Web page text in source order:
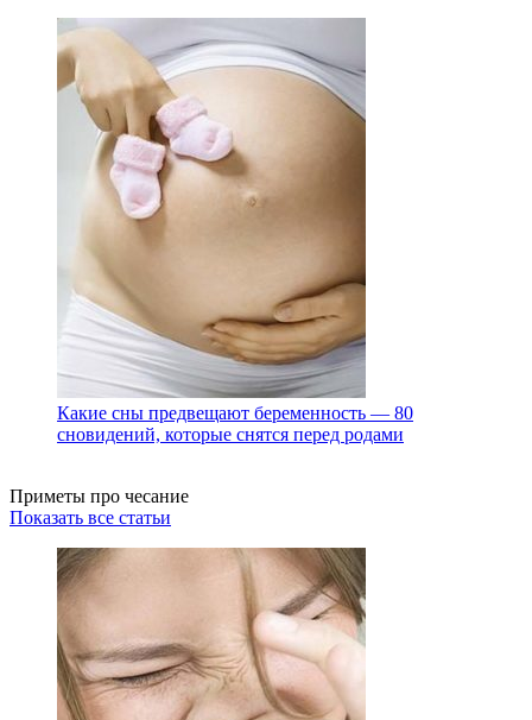
Какие сны предвещают беременность — 80
сновидений, которые снятся перед родами
Приметы про чесание
Показать все статьи